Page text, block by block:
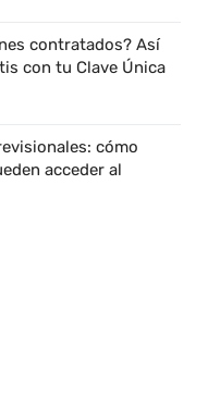
contratados? Así
con tu Clave Única
cómo
acceder al